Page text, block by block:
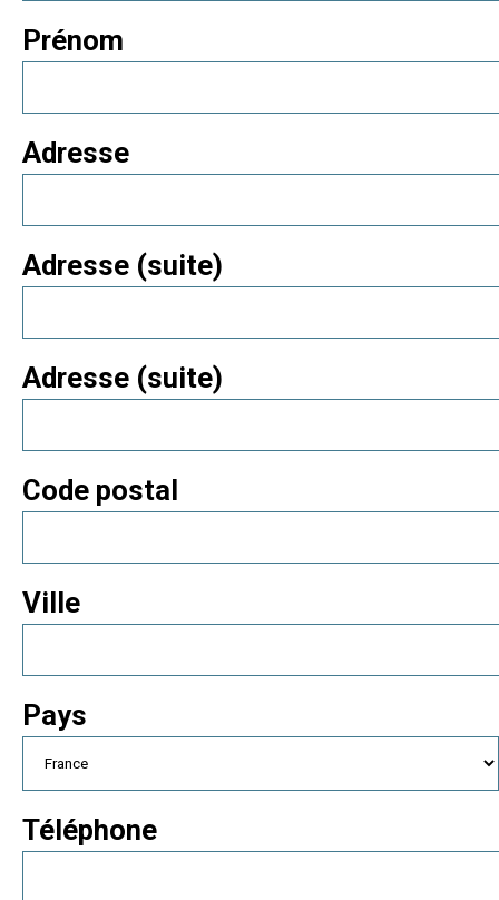
Prénom
Adresse
Adresse (suite)
Adresse (suite)
Code postal
Ville
Pays
Téléphone